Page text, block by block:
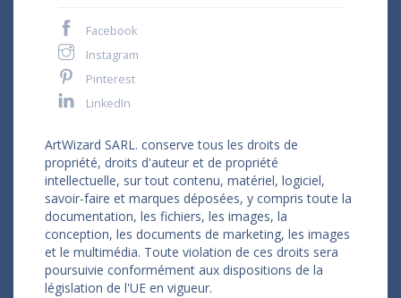
Facebook
Instagram
Pinterest
LinkedIn
ArtWizard SARL. conserve tous les droits de
propriété, droits d'auteur et de propriété
intellectuelle, sur tout contenu, matériel, logiciel,
savoir-faire et marques déposées, y compris toute la
documentation, les fichiers, les images, la
conception, les documents de marketing, les images
et le multimédia. Toute violation de ces droits sera
poursuivie conformément aux dispositions de la
législation de l'UE en vigueur.